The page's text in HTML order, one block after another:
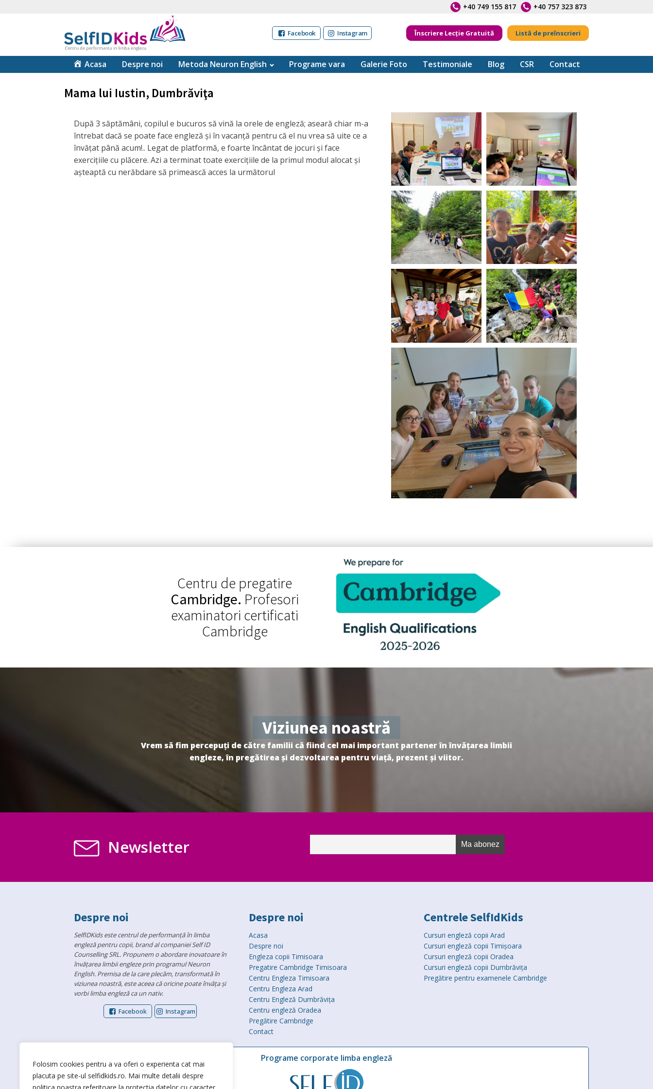
Folosim cookies pentru a va oferi o experienta cat mai
placuta pe site-ul selfidkids.ro. Mai multe detalii despre
+40 749 155 817 +40 757 323 873
Facebook Instagram Înscriere Lecție Gratuită Listă de preînscrieri
Acasa Despre noi Metoda Neuron English Programe vara Galerie Foto Testimoniale Blog CSR Contact
Mama lui Iustin, Dumbrăviţa
După 3 săptămâni, copilul e bucuros să vină la orele de engleză; aseară chiar m-a
întrebat dacă se poate face engleză și în vacanță pentru că el nu vrea să uite ce a
învățat până acum!.. Legat de platformă, e foarte încântat de jocuri și face
exercițiile cu plăcere. Azi a terminat toate exercițiile de la primul modul alocat și
așteaptă cu nerăbdare să primească acces la următorul
Centru de pregatire
Cambridge. Profesori
examinatori certificati
Cambridge
Viziunea noastră
Vrem să fim percepuți de către familii că fiind cel mai important partener în învățarea limbii
engleze, în pregătirea și dezvoltarea pentru viață, prezent și viitor.
Newsletter
Despre noi
SelfIDKids este centrul de performanță în limba
engleză pentru copii, brand al companiei Self ID
Counselling SRL. Propunem o abordare inovatoare în
învățarea limbii engleze prin programul Neuron
English. Premisa de la care plecăm, transformată în
viziunea noastră, este aceea că oricine poate învăța și
vorbi limba engleză ca un nativ.
Facebook Instagram
Despre noi
Acasa
Despre noi
Engleza copii Timisoara
Pregatire Cambridge Timisoara
Centru Engleza Timisoara
Centru Engleza Arad
Centru Engleză Dumbrăvița
Centru engleză Oradea
Pregătire Cambridge
Contact
Centrele SelfIdKids
Cursuri engleză copii Arad
Cursuri engleză copii Timișoara
Cursuri engleză copii Oradea
Cursuri engleză copii Dumbrăvița
Pregătire pentru examenele Cambridge
Programe corporate limba engleză